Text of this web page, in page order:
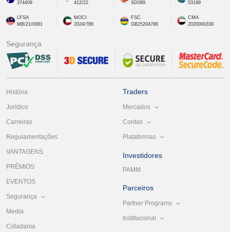
374409
412/22
SD089
53199
LFSA
MB/21/0081
MOCI
2024/786
FSC
GB25204786
CMA
2020000339
Segurança
História
Jurídico
Carreiras
Regulamentações
VANTAGENS
PRÊMIOS
EVENTOS
Segurança
Media
Cidadania
Traders
Mercados
Contas
Plataformas
Investidores
PAMM
Parceiros
Partner Programs
Institucional